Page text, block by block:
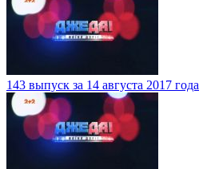
143 выпуск за 14 августа 2017 года